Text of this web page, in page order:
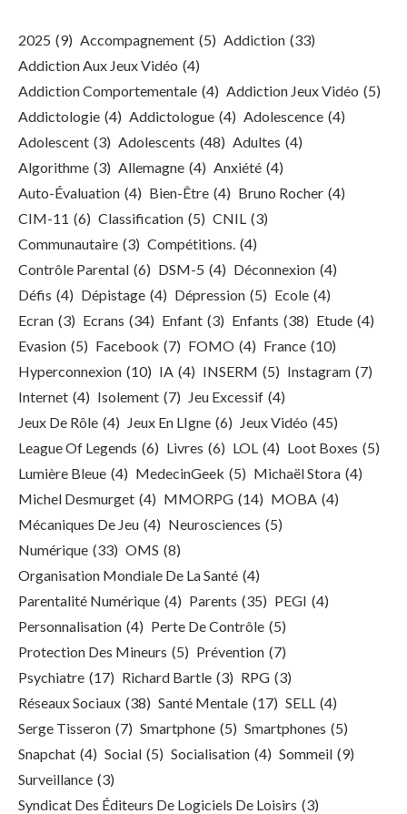
2025 (9) Accompagnement (5) Addiction (33)
Addiction Aux Jeux Vidéo (4)
Addiction Comportementale (4) Addiction Jeux Vidéo (5)
Addictologie (4) Addictologue (4) Adolescence (4)
Adolescent (3) Adolescents (48) Adultes (4)
Algorithme (3) Allemagne (4) Anxiété (4)
Auto-Évaluation (4) Bien-Être (4) Bruno Rocher (4)
CIM-11 (6) Classification (5) CNIL (3)
Communautaire (3) Compétitions. (4)
Contrôle Parental (6) DSM-5 (4) Déconnexion (4)
Défis (4) Dépistage (4) Dépression (5) Ecole (4)
Ecran (3) Ecrans (34) Enfant (3) Enfants (38) Etude (4)
Evasion (5) Facebook (7) FOMO (4) France (10)
Hyperconnexion (10) IA (4) INSERM (5) Instagram (7)
Internet (4) Isolement (7) Jeu Excessif (4)
Jeux De Rôle (4) Jeux En LIgne (6) Jeux Vidéo (45)
League Of Legends (6) Livres (6) LOL (4) Loot Boxes (5)
Lumière Bleue (4) MedecinGeek (5) Michaël Stora (4)
Michel Desmurget (4) MMORPG (14) MOBA (4)
Mécaniques De Jeu (4) Neurosciences (5)
Numérique (33) OMS (8)
Organisation Mondiale De La Santé (4)
Parentalité Numérique (4) Parents (35) PEGI (4)
Personnalisation (4) Perte De Contrôle (5)
Protection Des Mineurs (5) Prévention (7)
Psychiatre (17) Richard Bartle (3) RPG (3)
Réseaux Sociaux (38) Santé Mentale (17) SELL (4)
Serge Tisseron (7) Smartphone (5) Smartphones (5)
Snapchat (4) Social (5) Socialisation (4) Sommeil (9)
Surveillance (3)
Syndicat Des Éditeurs De Logiciels De Loisirs (3)